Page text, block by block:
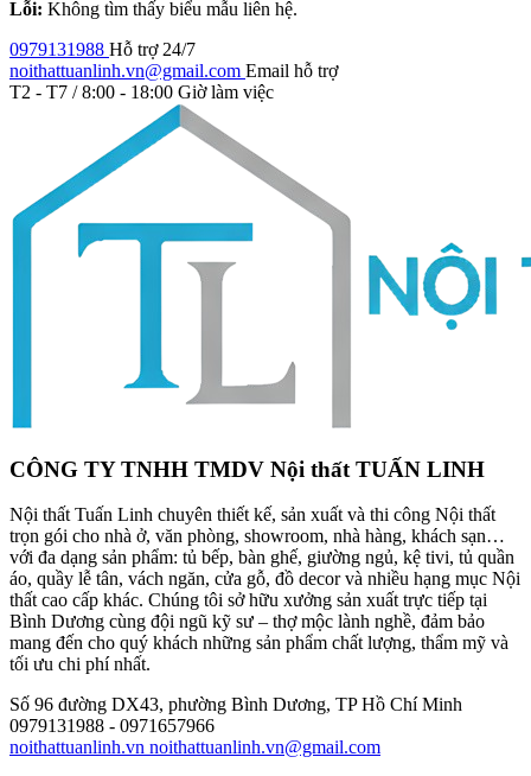
Lỗi: Không tìm thấy biểu mẫu liên hệ.
0979131988 Hỗ trợ 24/7
noithattuanlinh.vn@gmail.com Email hỗ trợ
T2 - T7 / 8:00 - 18:00 Giờ làm việc
CÔNG TY TNHH TMDV Nội thất TUẤN LINH
Nội thất Tuấn Linh chuyên thiết kế, sản xuất và thi công Nội thất
trọn gói cho nhà ở, văn phòng, showroom, nhà hàng, khách sạn…
với đa dạng sản phẩm: tủ bếp, bàn ghế, giường ngủ, kệ tivi, tủ quần
áo, quầy lễ tân, vách ngăn, cửa gỗ, đồ decor và nhiều hạng mục Nội
thất cao cấp khác. Chúng tôi sở hữu xưởng sản xuất trực tiếp tại
Bình Dương cùng đội ngũ kỹ sư – thợ mộc lành nghề, đảm bảo
mang đến cho quý khách những sản phẩm chất lượng, thẩm mỹ và
tối ưu chi phí nhất.
Số 96 đường DX43, phường Bình Dương, TP Hồ Chí Minh
0979131988 - 0971657966
noithattuanlinh.vn noithattuanlinh.vn@gmail.com